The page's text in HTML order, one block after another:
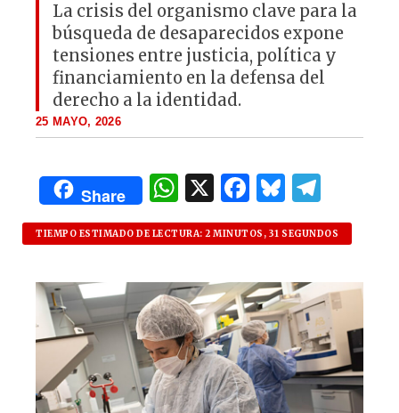
La crisis del organismo clave para la
búsqueda de desaparecidos expone
tensiones entre justicia, política y
financiamiento en la defensa del
derecho a la identidad.
25 MAYO, 2026
Share
W
h
at
s
A
p
p
X F
a
c
e
b
o
o
k
B
lu
es
k
y
el
e
ra
m
TIEMPO ESTIMADO DE LECTURA: 2 MINUTOS, 31 SEGUNDOS